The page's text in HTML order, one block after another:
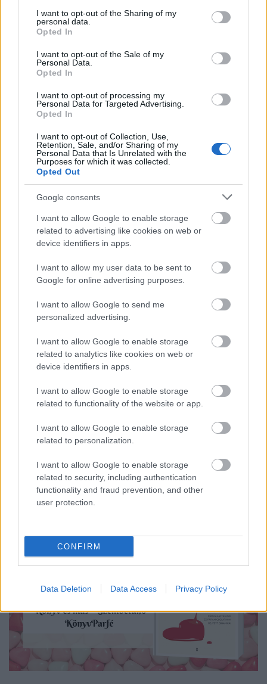
not limited to your visit or usage behaviour. You may click to
grant or deny consent to Google and its third-party tags to
use your data for below specified purposes in below Google
consent section.
I want to opt-out of the Sharing of my
personal data.
Opted In
I want to opt-out of the Sale of my
Personal Data.
Opted In
I want to opt-out of processing my
Personal Data for Targeted Advertising.
Opted In
I want to opt-out of Collection, Use,
Retention, Sale, and/or Sharing of my
Personal Data that Is Unrelated with the
Purposes for which it was collected.
Opted Out
Google consents
I want to allow Google to enable storage
related to advertising like cookies on web or
device identifiers in apps.
I want to allow my user data to be sent to
Google for online advertising purposes.
I want to allow Google to send me
personalized advertising.
I want to allow Google to enable storage
related to analytics like cookies on web or
device identifiers in apps.
I want to allow Google to enable storage
related to functionality of the website or app.
I want to allow Google to enable storage
related to personalization.
I want to allow Google to enable storage
related to security, including authentication
functionality and fraud prevention, and other
user protection.
CONFIRM
Data Deletion Data Access Privacy Policy
Hozzávalók:
25 dkg ricotta
2 ek olívaolaj
1 gerezd fokhagyma
só, bors, oregánó
Továbbá:
1 csomag pizzatészta
paradicsom, kaliforniai paprika (piros és sárga),
olívaolaj, balzsamecet
bazsalikom
só, bors
reszelt parmezán (opcionális)
A pizzatésztát kicsomagolom és egy közepes
nagyságú szív alakú sütikiszúróval formákat vágok
ki belőle. Sütőpapírral kibélelt tepsibe helyezem a
mód szerint megsütöm. Közben kikeverem a ricottás
krémet, vagyis minden összetevőt egy tálba teszek és
A zöldségeket kis kockákra vágom, sózom és
borsozom, megöntözöm egy kevés olívaolajjal és
balzsamecettel, végül teszek bele friss bazsalikomot
A szív alakú pizzafalatokat megkenem a ricottás
krémmel, ráhalmozom a paprikás-paradicsomos
toppingot és mehet is a vendégek elé.